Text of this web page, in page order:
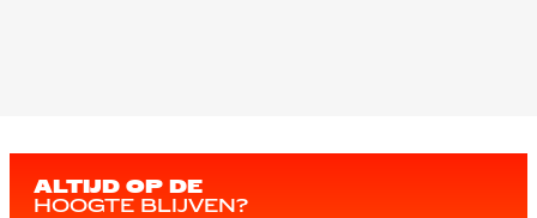
ALTIJD OP DE
HOOGTE BLIJVEN?